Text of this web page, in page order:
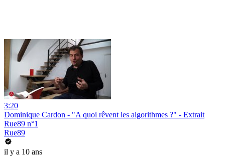
3:20
Dominique Cardon - "A quoi rêvent les algorithmes ?" - Extrait
Rue89 n°1
Rue89
il y a 10 ans